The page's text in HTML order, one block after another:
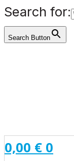
Search for:
Search Button
0,00 € 0